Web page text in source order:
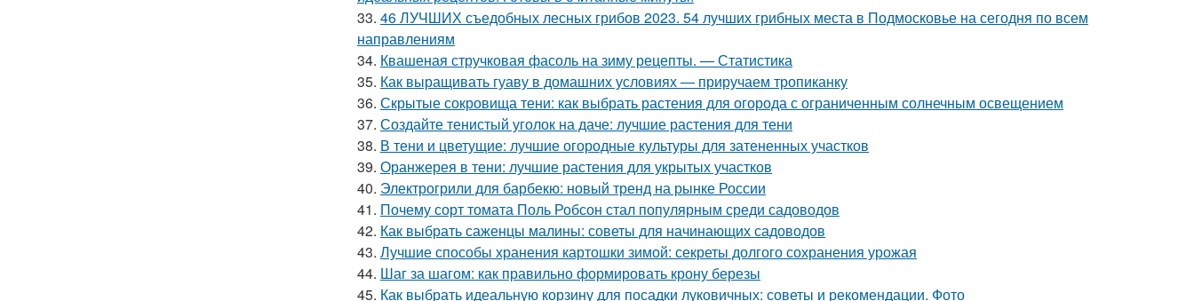
33. 46 ЛУЧШИХ съедобных лесных грибов 2023. 54 лучших грибных места в Подмосковье на сегодня по всем
направлениям
34. Квашеная стручковая фасоль на зиму рецепты. — Статистика
35. Как выращивать гуаву в домашних условиях — приручаем тропиканку
36. Скрытые сокровища тени: как выбрать растения для огорода с ограниченным солнечным освещением
37. Создайте тенистый уголок на даче: лучшие растения для тени
38. В тени и цветущие: лучшие огородные культуры для затененных участков
39. Оранжерея в тени: лучшие растения для укрытых участков
40. Электрогрили для барбекю: новый тренд на рынке России
41. Почему сорт томата Поль Робсон стал популярным среди садоводов
42. Как выбрать саженцы малины: советы для начинающих садоводов
43. Лучшие способы хранения картошки зимой: секреты долгого сохранения урожая
44. Шаг за шагом: как правильно формировать крону березы
45. Как выбрать идеальную корзину для посадки луковичных: советы и рекомендации. Фото